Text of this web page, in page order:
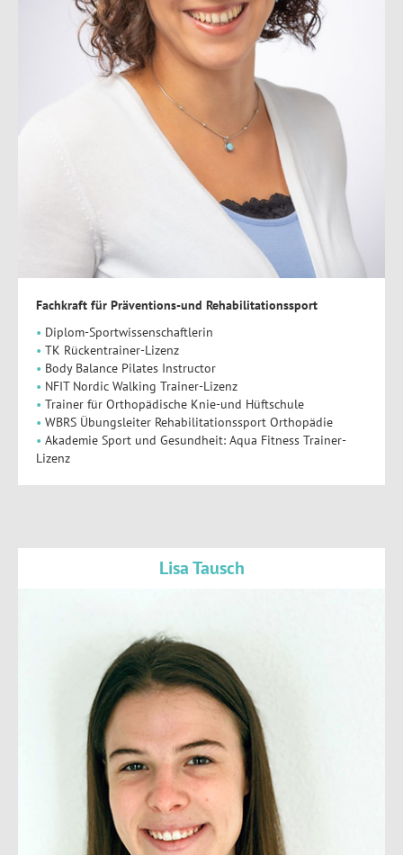
Fachkraft für Präventions-und Rehabilitationssport
Diplom-Sportwissenschaftlerin
TK Rückentrainer-Lizenz
Body Balance Pilates Instructor
NFIT Nordic Walking Trainer-Lizenz
Trainer für Orthopädische Knie-und Hüftschule
WBRS Übungsleiter Rehabilitationssport Orthopädie
Akademie Sport und Gesundheit: Aqua Fitness Trainer-
Lizenz
Lisa Tausch